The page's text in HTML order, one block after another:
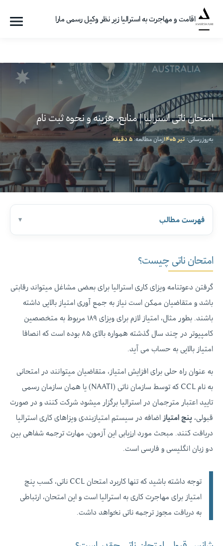
اقامت و مهاجرت به استرالیا زیر نظر وکیل رسمی مارا
امتحان ناتی استرالیا | منابع، هزینه و نحوه ثبت نام
به‌روزرسانی: تیر ۱۴۰۵ زمان مطالعه:۵ دقیقه
فهرست مطالب
امتحان ناتی چیست؟
گرفتن دعوتنامه ویزای کاری استرالیا برای بعضی مشاغل میتواند رقابتی
باشد و متقاضیان ممکن است نیاز به جمع آوری امتیاز بالایی داشته
باشند. بطور مثال، امتیاز لازم برای ویزای ۱۸۹ مربوط به متخصصین
کامپیوتر در چند سال گذشته همواره بالای ۸۵ بوده است که انصافا
امتیاز بالایی به حساب می آید.
به عنوان راه حلی برای افزایش امتیاز، متقاضیان میتوانند در امتحانی
به نام CCL که توسط سازمان ناتی (NAATI) یا همان سازمان رسمی
تایید اعتبار مترجمان در استرالیا برگزار میشود شرکت کنند و در صورت
قبولی، پنج امتیاز اضافه در سیستم امتیازبندی ویزاهای کاری استرالیا
دریافت کنند. مبحث مورد ارزیابی این آزمون، مهارت ترجمه شفاهی بین
دو زبان انگلیسی و فارسی است.
توجه داشته باشید که تنها کاربرد امتحان CCL ناتی، کسب پنج
امتیاز برای مهاجرت کاری به استرالیا است و این امتحان، ارتباطی
به دریافت مجوز ترجمه ناتی نخواهد داشت.